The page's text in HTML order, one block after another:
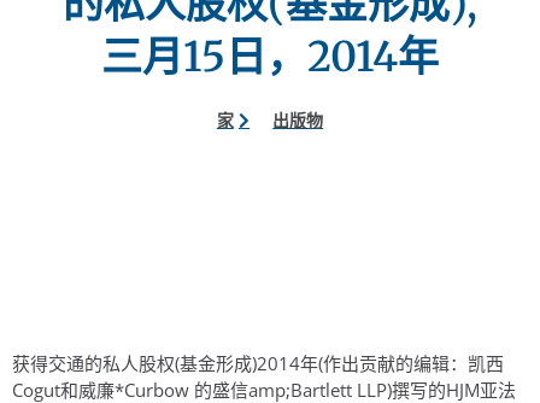
三月15日，2014年
家 出版物
获得交通的私人股权(基金形成)2014年(作出贡献的编辑：凯西
Cogut和威廉*Curbow 的盛信amp;Bartlett LLP)撰写的HJM亚法